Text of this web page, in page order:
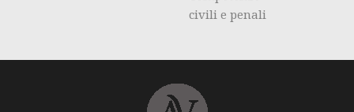
civili e penali